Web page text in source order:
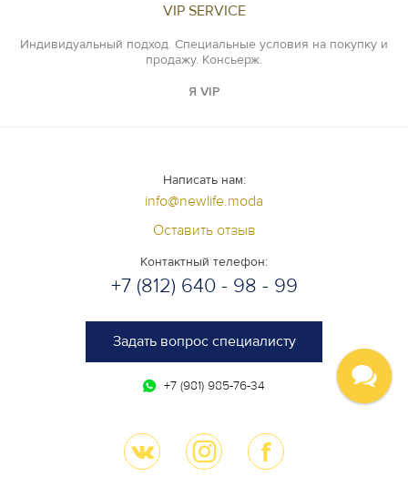
VIP SERVICE
Индивидуальный подход. Специальные условия на покупку и
продажу. Консьерж.
Я VIP
Написать нам:
info@newlife.moda
Оставить отзыв
Контактный телефон:
+7 (812) 640 - 98 - 99
Задать вопрос специалисту
+7 (981) 985-76-34